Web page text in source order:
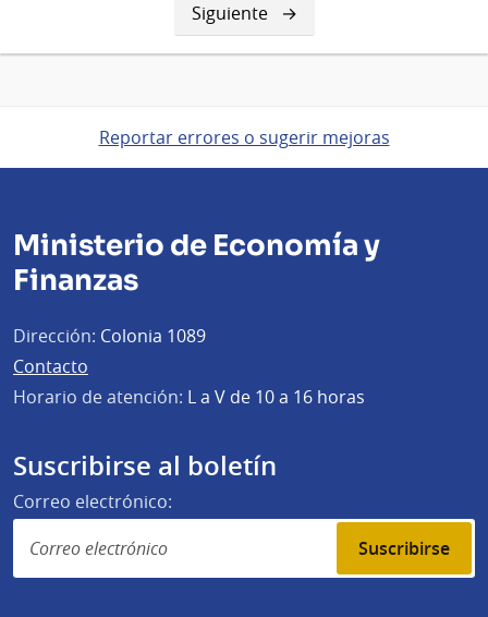
Siguiente
página
Siguiente
Reportar errores o sugerir mejoras
Ministerio de Economía y
Finanzas
Dirección: Colonia 1089
Contacto
Horario de atención: L a V de 10 a 16 horas
Suscribirse al boletín
Correo electrónico:
Suscribirse